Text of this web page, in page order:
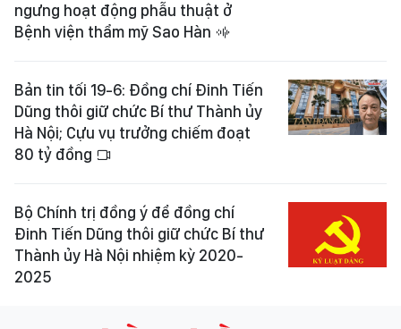
ngưng hoạt động phẫu thuật ở
Bệnh viện thẩm mỹ Sao Hàn
Bản tin tối 19-6: Đồng chí Đinh Tiến
Dũng thôi giữ chức Bí thư Thành ủy
Hà Nội; Cựu vụ trưởng chiếm đoạt
80 tỷ đồng
Bộ Chính trị đồng ý để đồng chí
Đinh Tiến Dũng thôi giữ chức Bí thư
Thành ủy Hà Nội nhiệm kỳ 2020-
2025